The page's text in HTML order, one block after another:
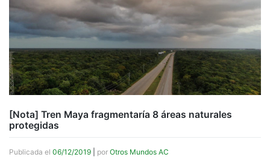
[Nota] Tren Maya fragmentaría 8 áreas naturales
protegidas
Publicada el 06/12/2019 por Otros Mundos AC